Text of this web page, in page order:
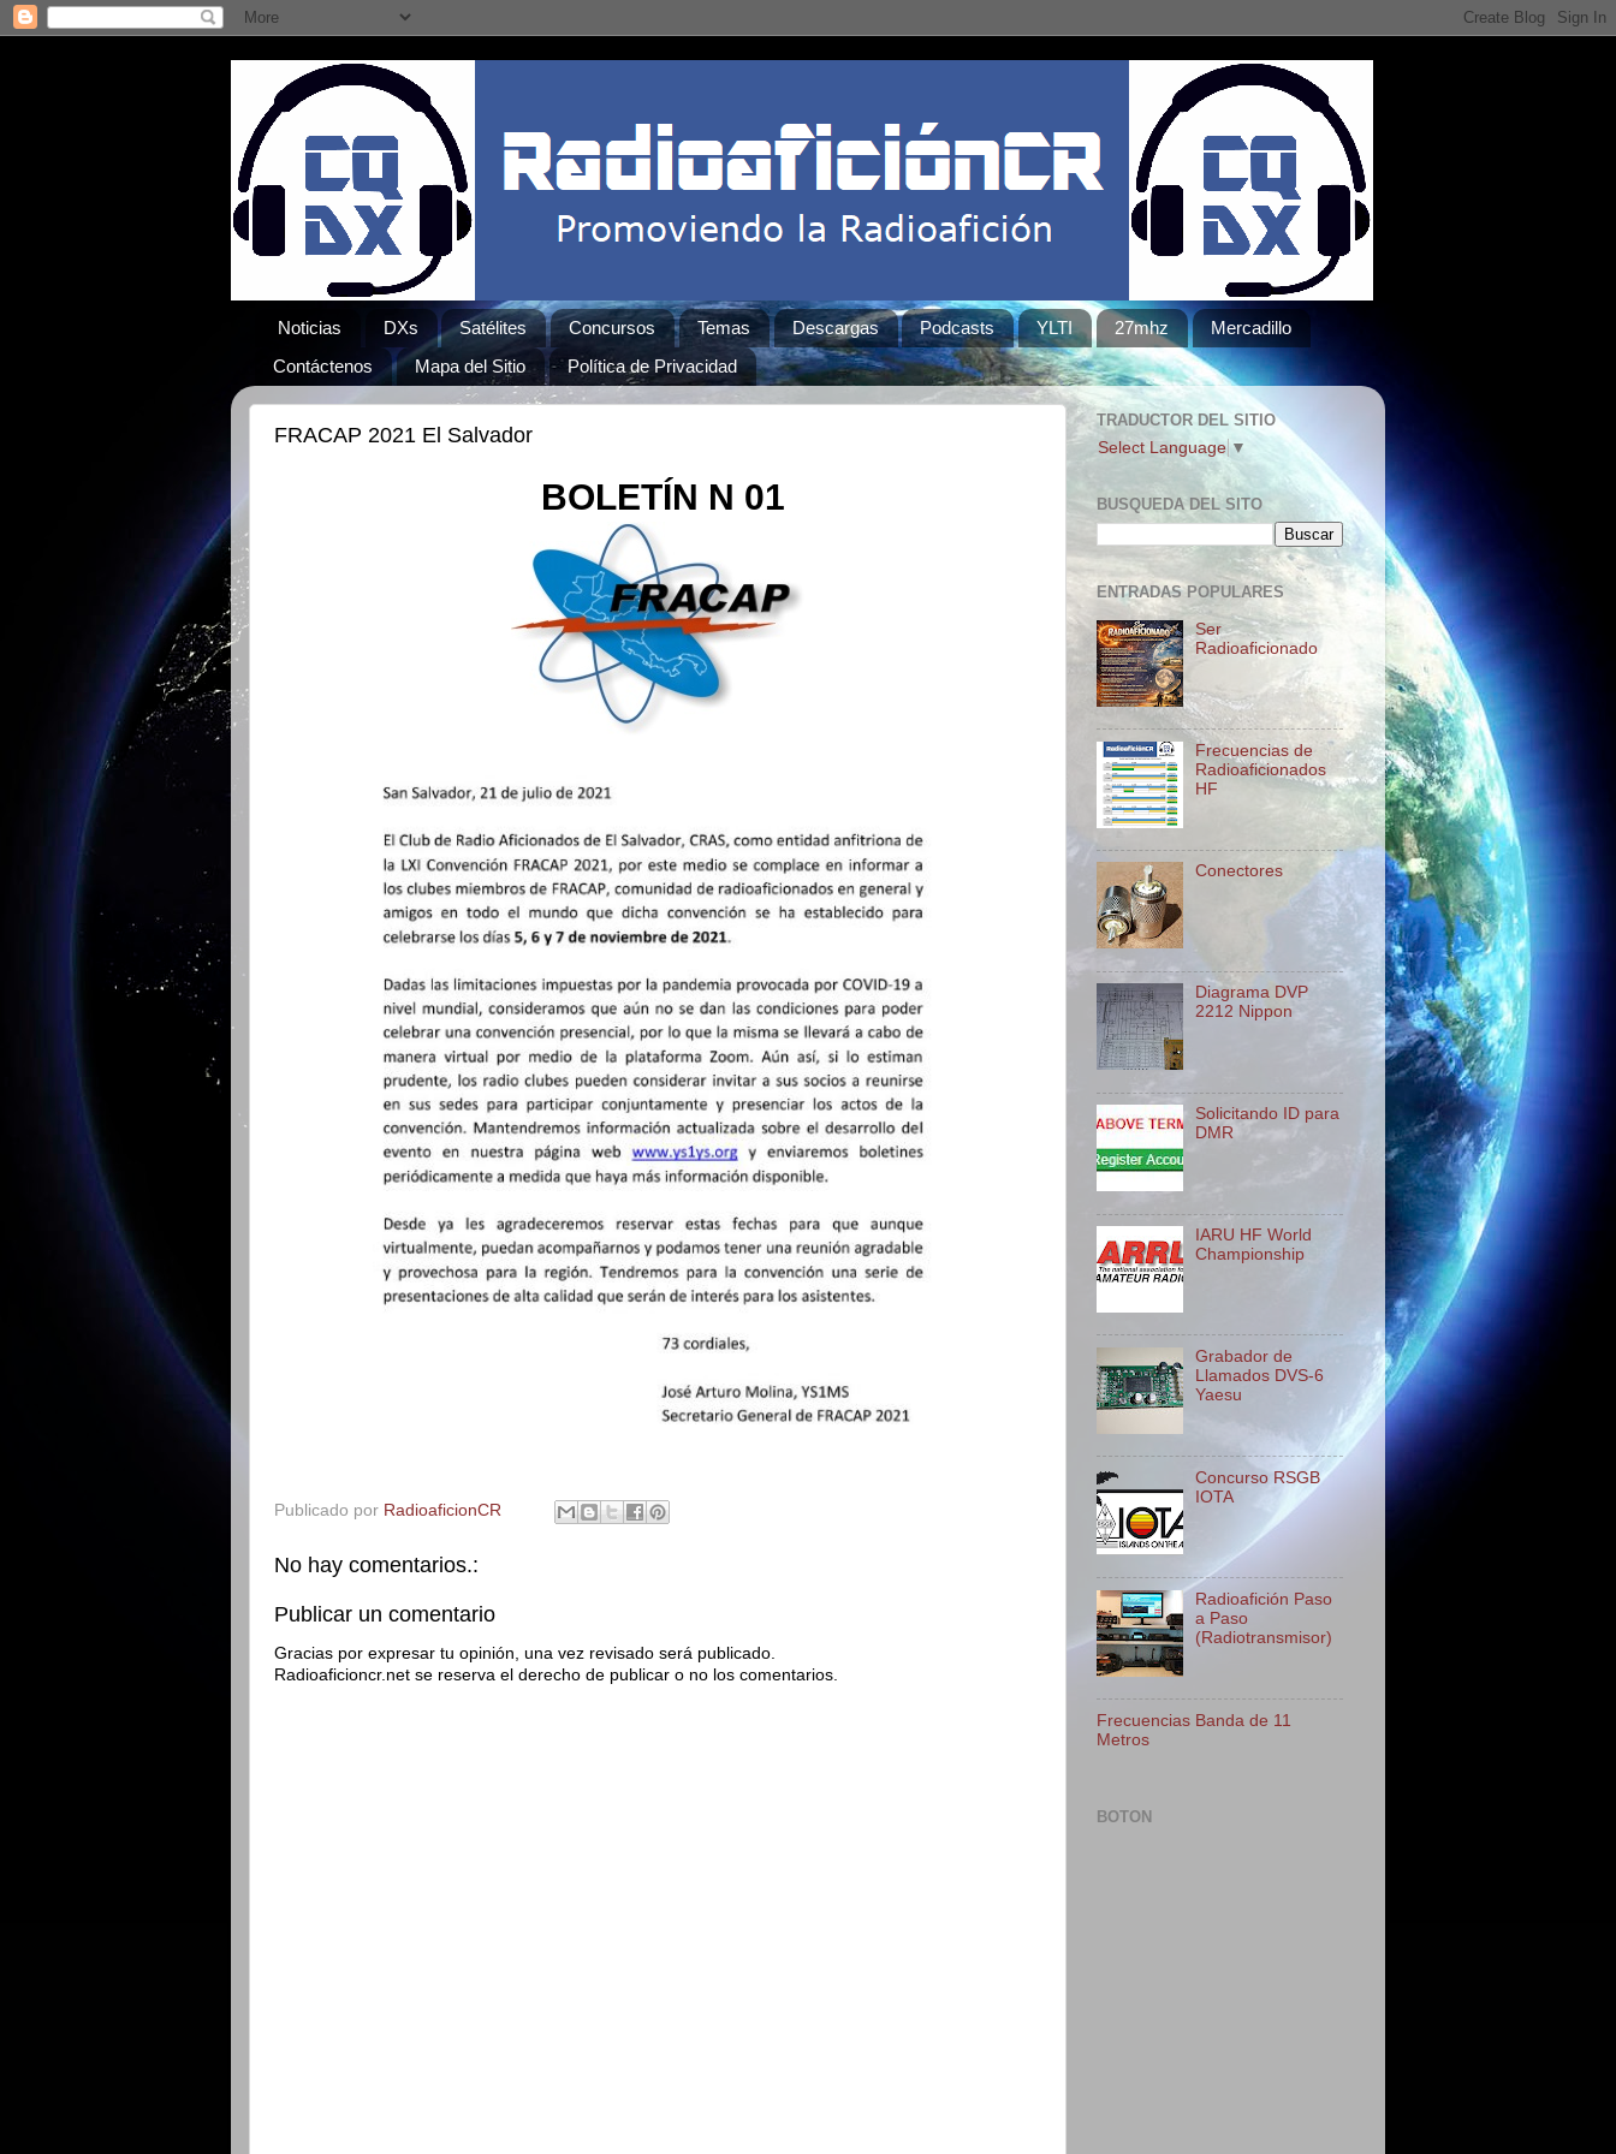
Noticias DXs Satélites Concursos Temas Descargas Podcasts YLTI 27mhz
Mercadillo
Contáctenos
Mapa del Sitio Política de Privacidad
FRACAP 2021 El Salvador
BOLETÍN N 01
Publicado por RadioaficionCR
No hay comentarios.:
Publicar un comentario
Gracias por expresar tu opinión, una vez revisado será publicado.
Radioaficioncr.net se reserva el derecho de publicar o no los comentarios.
TRADUCTOR DEL SITIO
Select Language ▼
BUSQUEDA DEL SITO
ENTRADAS POPULARES
Ser
Radioaficionado
Frecuencias de
Radioaficionados
HF
Conectores
Diagrama DVP
2212 Nippon
Solicitando ID para
DMR
IARU HF World
Championship
Grabador de
Llamados DVS-6
Yaesu
Concurso RSGB
IOTA
Radioafición Paso
a Paso
(Radiotransmisor)
Frecuencias Banda de 11
Metros
BOTON